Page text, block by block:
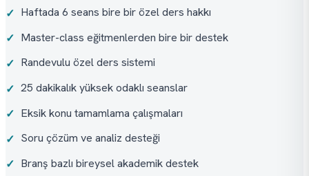
✓ Haftada 6 seans bire bir özel ders hakkı
✓ Master-class eğitmenlerden bire bir destek
✓ Randevulu özel ders sistemi
✓ 25 dakikalık yüksek odaklı seanslar
✓ Eksik konu tamamlama çalışmaları
✓ Soru çözüm ve analiz desteği
✓ Branş bazlı bireysel akademik destek